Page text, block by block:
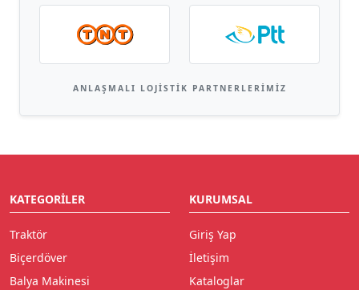
ANLAŞMALI LOJISTIK PARTNERLERIMIZ
KATEGORILER
Traktör
Biçerdöver
Balya Makinesi
KURUMSAL
Giriş Yap
İletişim
Kataloglar